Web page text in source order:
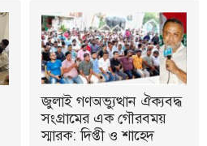
জুলাই গণঅভ্যুত্থান ঐক্যবদ্ধ
সংগ্রামের এক গৌরবময়
স্মারক: দিপ্তী ও শাহেদ